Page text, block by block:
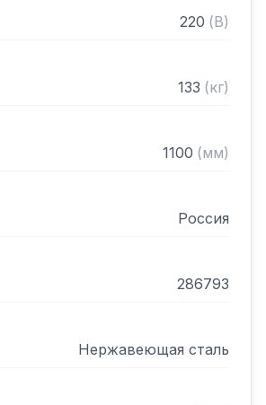
220 (В)
133 (кг)
1100 (мм)
Россия
286793
Нержавеющая сталь